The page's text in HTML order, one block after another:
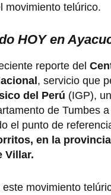
movimiento telúrico.
HOY en
reporte del
, servicio que
del Perú (IGP),
de Tumbes
el punto de
en la
Villar.
movimiento